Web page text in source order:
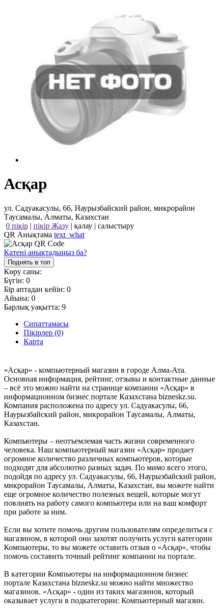
Асқар
ул. Садуакасулы, 66, Наурызбайский район, микрорайон
Таусамалы, Алматы, Казахстан
0 пікір | пікір Жазу | қалау | салыстыру
QR Анықтама text_what
Қатені анықтадыңыз ба?
Поднять в топ
Көру саны:
Бүгін: 0
Бір аптадан кейін: 0
Айына: 0
Барлық уақытта: 9
Сипаттамасы
Пікірлер (0)
Карта
«Асқар» - компьютерный магазин в городе Алма-Ата.
Основная информация, рейтинг, отзывы и контактные данные
– всё это можно найти на странице компании «Асқар» в
информационном бизнес портале Казахстана bizneskz.su.
Компания расположена по адресу ул. Садуакасулы, 66,
Наурызбайский район, микрорайон Таусамалы, Алматы,
Казахстан.
Компьютеры – неотъемлемая часть жизни современного
человека. Наш компьютерный магазин «Асқар» продает
огромное количество различных компьютеров, которые
подходят для абсолютно разных задач. По мимо всего этого,
подойдя по адресу ул. Садуакасулы, 66, Наурызбайский район,
микрорайон Таусамалы, Алматы, Казахстан, вы можете найти
еще огромное количество полезных вещей, которые могут
повлиять на работу самого компьютера или на ваш комфорт
при работе за ним.
Если вы хотите помочь другим пользователям определиться с
магазином, в которой они захотят получить услуги категории
Компьютеры, то вы можете оставить отзыв о «Асқар», чтобы
помочь составить точный рейтинг компании на портале.
В категории Компьютеры на информационном бизнес
портале Казахстана bizneskz.su можно найти множество
магазинов. «Асқар» - один из таких магазинов, который
оказывает услуги в подкатегории: Компьютерный магазин.